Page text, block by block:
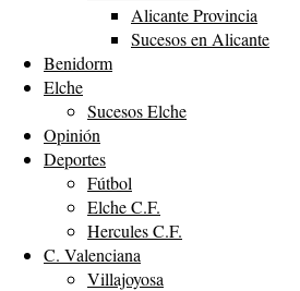
Alicante Provincia
Sucesos en Alicante
Benidorm
Elche
Sucesos Elche
Opinión
Deportes
Fútbol
Elche C.F.
Hercules C.F.
C. Valenciana
Villajoyosa